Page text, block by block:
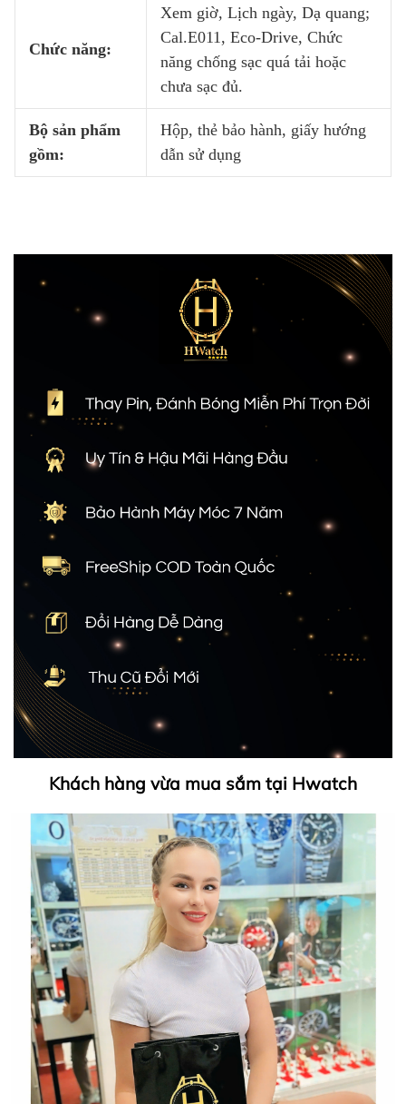
Chức năng:
Xem giờ, Lịch ngày, Dạ quang;
Cal.E011, Eco-Drive, Chức
năng chống sạc quá tải hoặc
chưa sạc đủ.
Bộ sản phẩm
gồm:
Hộp, thẻ bảo hành, giấy hướng
dẫn sử dụng
Khách hàng vừa mua sắm tại Hwatch